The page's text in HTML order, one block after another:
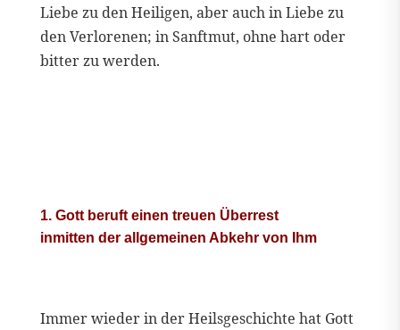
Liebe zu den Heiligen, aber auch in Liebe zu
den Verlorenen; in Sanftmut, ohne hart oder
bitter zu werden.
1. Gott beruft einen treuen Überrest
inmitten der allgemeinen Abkehr von Ihm
Immer wieder in der Heilsgeschichte hat Gott